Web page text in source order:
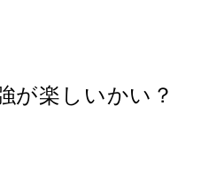
が楽しいかい？